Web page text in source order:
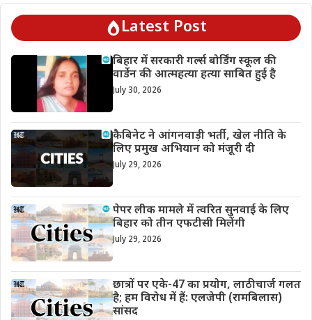
Latest Post
बिहार में सरकारी गर्ल्स बोर्डिंग स्कूल की
वार्डेन की आत्महत्या हत्या साबित हुई है
July 30, 2026
कैबिनेट ने आंगनवाड़ी भर्ती, खेल नीति के
लिए प्रमुख अभियान को मंजूरी दी
July 29, 2026
पेपर लीक मामले में त्वरित सुनवाई के लिए
बिहार को तीन एफटीसी मिलेंगी
July 29, 2026
छात्रों पर एके-47 का प्रयोग, लाठीचार्ज गलत
है; हम विरोध में हैं: एलजेपी (रामबिलास)
सांसद